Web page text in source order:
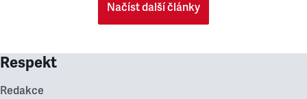
Načíst další články
Respekt
Redakce